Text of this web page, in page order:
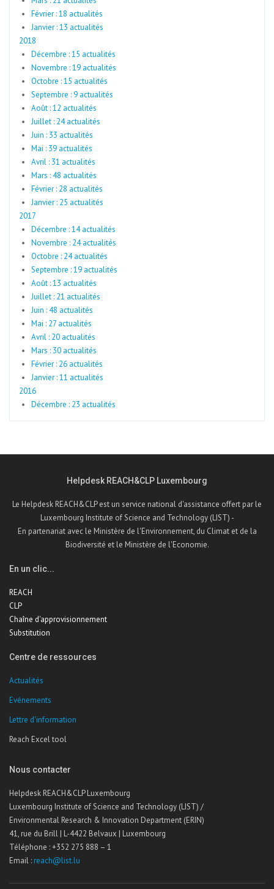
Février : 18 actualités
Janvier : 13 actualités
2018
Décembre : 15 actualités
Novembre : 19 actualités
Octobre : 15 actualités
Septembre : 9 actualités
Août : 12 actualités
Juillet : 24 actualités
Juin : 33 actualités
Mai : 39 actualités
Avril : 31 actualités
Mars : 48 actualités
Février : 28 actualités
Janvier : 25 actualités
2017
Décembre : 14 actualités
Novembre : 24 actualités
Octobre : 24 actualités
Septembre : 19 actualités
Août : 13 actualités
Juillet : 21 actualités
Juin : 48 actualités
Mai : 27 actualités
Avril : 20 actualités
Mars : 30 actualités
Février : 26 actualités
Janvier : 11 actualités
2016
Décembre : 23 actualités
Helpdesk REACH&CLP Luxembourg
Le Helpdesk REACH&CLP est un service national d'assistance offert par le
Luxembourg Institute of Science and Technology (LIST) -
En partenariat avec le Ministère de l'Environnement, du Climat et de la
Biodiversité et le Ministère de l'Economie.
En un clic...
REACH
CLP
Chaîne d'approvisionnement
Substitution
Centre de ressources
Actualités
Evénements
Lettre d'information
Reach Excel tool
Nous contacter
Helpdesk REACH&CLP Luxembourg
Luxembourg Institute of Science and Technology (LIST) /
Environmental Research & Innovation Department (ERIN)
41, rue du Brill | L-4422 Belvaux | Luxembourg
Téléphone : +352 275 888 – 1
Email : reach@list.lu